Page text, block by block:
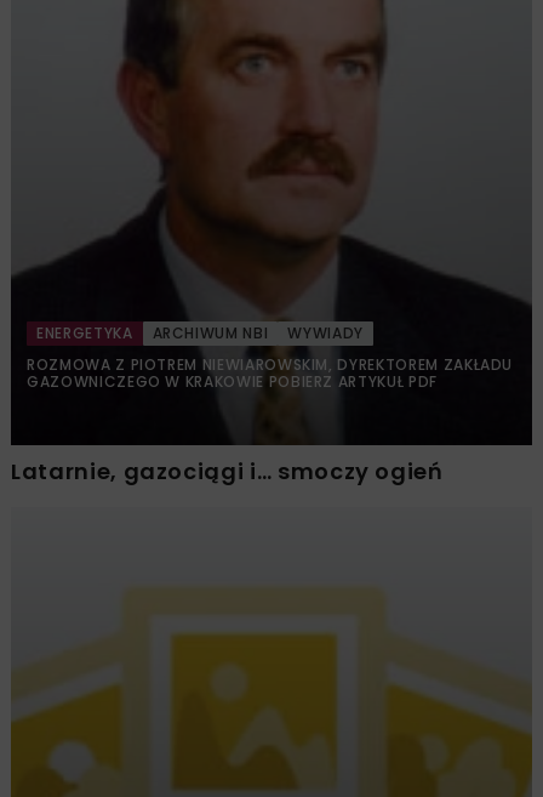
ENERGETYKA ARCHIWUM NBI
WYWIADY
ROZMOWA Z PIOTREM NIEWIAROWSKIM, DYREKTOREM ZAKŁADU
GAZOWNICZEGO W KRAKOWIE POBIERZ ARTYKUŁ PDF
Latarnie, gazociągi i… smoczy ogień